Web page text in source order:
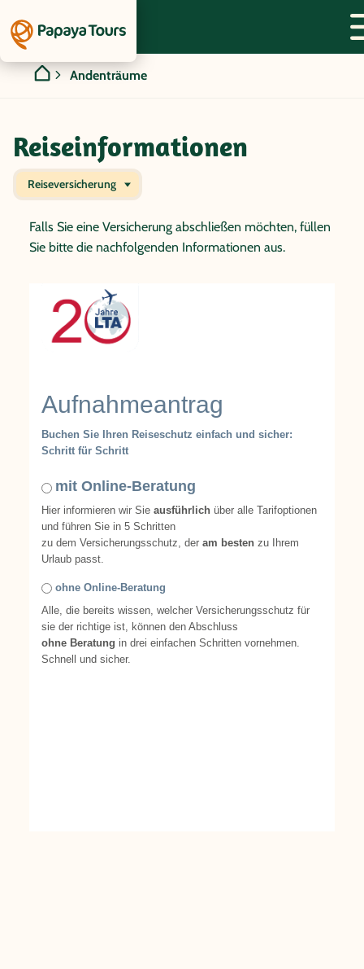
Andenträume
Reiseinformationen
Reiseversicherung
Falls Sie eine Versicherung abschließen möchten, füllen
Sie bitte die nachfolgenden Informationen aus.